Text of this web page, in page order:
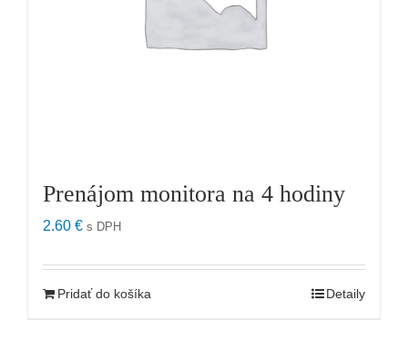
Prenájom monitora na 4 hodiny
2.60 € s DPH
Pridať do košíka Detaily